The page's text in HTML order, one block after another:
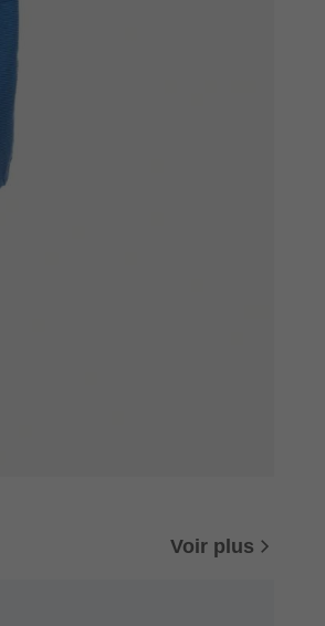
Voir plus